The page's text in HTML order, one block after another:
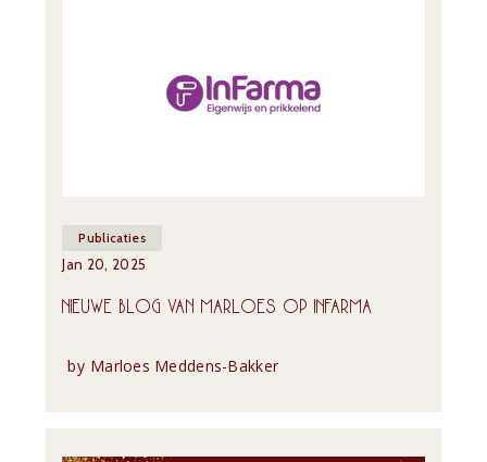
Publicaties
Jan 20, 2025
NIEUWE BLOG VAN MARLOES OP INFARMA
by Marloes Meddens-Bakker